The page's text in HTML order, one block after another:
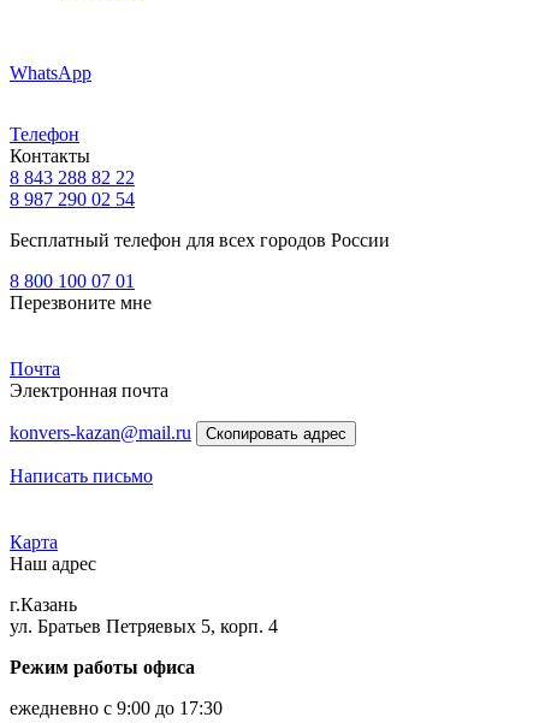
WhatsApp
Телефон
Контакты
8 843 288 82 22
8 987 290 02 54
Бесплатный телефон для всех городов России
8 800 100 07 01
Перезвоните мне
Почта
Электронная почта
konvers-kazan@mail.ru Скопировать адрес
Написать письмо
Карта
Наш адрес
г.Казань
ул. Братьев Петряевых 5, корп. 4
Режим работы офиса
ежедневно с 9:00 до 17:30